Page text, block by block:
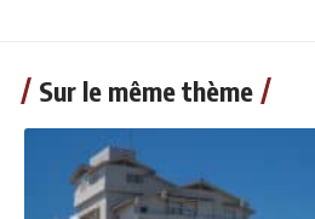
Sur le même thème